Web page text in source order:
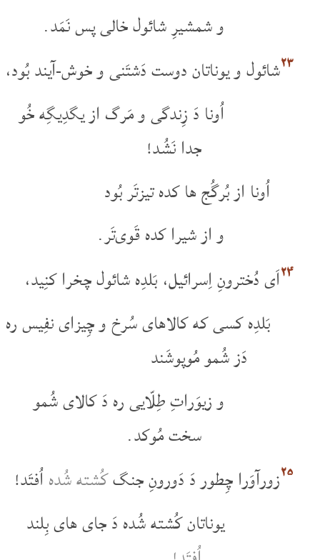
و شمشیرِ شائول خالی پس نَمَد.
۲۳شائول و یوناتان دوست دَشتَنی و خوش-آیند بُود،
اُونا دَ زِندگی و مَرگ از یگدِیگِه خُو
جدا نَشُد!
اُونا از بُرگُج ها کده تیزتَر بُود
و از شیرا کده قَوی‌تَر.
۲۴اَی دُخترونِ اِسرائیل، بَلدِه شائول چخرا کنِید،
بَلدِه کسی که کالاهای سُرخ و چِیزای نفِیس ره
دَز شُمو مُوپوشَند
و زیوَراتِ طِلّایی ره دَ کالای شُمو
سخت مُوکد.
۲۵زورآوَرا چِطور دَ دَورونِ جنگکُشته شُدهاُفتَد!
یوناتان کُشته شُده دَ جای های بِلند